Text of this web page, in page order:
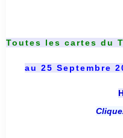
Toutes les cartes du
au 25 Septembre